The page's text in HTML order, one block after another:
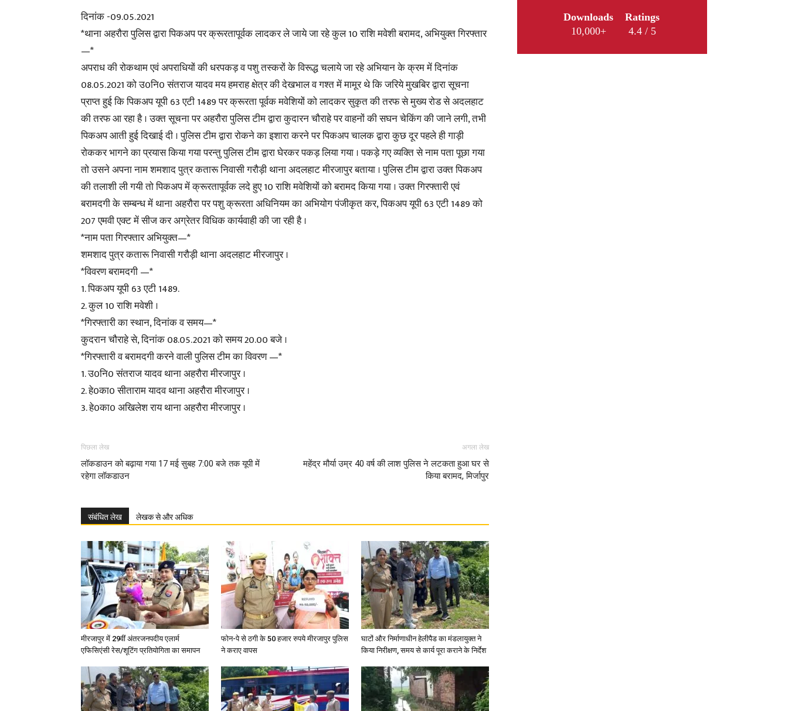
News
in
Paper
दिनांक -09.05.2021
*थाना अहरौरा पुलिस द्वारा पिकअप पर क्रूरतापूर्वक लादकर ले जाये जा रहे कुल 10 राशि मवेशी बरामद, अभियुक्त गिरफ्तार
—*
अपराध की रोकथाम एवं अपराधियों की धरपकड़ व पशु तस्करों के विरूद्ध चलाये जा रहे अभियान के क्रम में दिनांक
08.05.2021 को उ0नि0 संतराज यादव मय हमराह क्षेत्र की देखभाल व गश्त में मामूर थे कि जरिये मुखबिर द्वारा सूचना
प्राप्त हुई कि पिकअप यूपी 63 एटी 1489 पर क्रूरता पूर्वक मवेशियों को लादकर सुकृत की तरफ से मुख्य रोड से अदलहाट
की तरफ आ रहा है । उक्त सूचना पर अहरौरा पुलिस टीम द्वारा कुदारन चौराहे पर वाहनों की सघन चेकिंग की जाने लगी, तभी
पिकअप आती हुई दिखाई दी । पुलिस टीम द्वारा रोकने का इशारा करने पर पिकअप चालक द्वारा कुछ दूर पहले ही गाड़ी
रोककर भागने का प्रयास किया गया परन्तु पुलिस टीम द्वारा घेरकर पकड़ लिया गया । पकड़े गए व्यक्ति से नाम पता पूछा गया
तो उसने अपना नाम शमशाद पुत्र कतारू निवासी गरौड़ी थाना अदलहाट मीरजापुर बताया । पुलिस टीम द्वारा उक्त पिकअप
की तलाशी ली गयी तो पिकअप में क्रूरतापूर्वक लदे हुए 10 राशि मवेशियों को बरामद किया गया । उक्त गिरफ्तारी एवं
बरामदगी के सम्बन्ध में थाना अहरौरा पर पशु क्रूरता अधिनियम का अभियोग पंजीकृत कर, पिकअप यूपी 63 एटी 1489 को
207 एमवी एक्ट में सीज कर अग्रेतर विधिक कार्यवाही की जा रही है ।
*नाम पता गिरफ्तार अभियुक्त—*
शमशाद पुत्र कतारू निवासी गरौड़ी थाना अदलहाट मीरजापुर ।
*विवरण बरामदगी —*
1. पिकअप यूपी 63 एटी 1489.
2. कुल 10 राशि मवेशी ।
*गिरफ्तारी का स्थान, दिनांक व समय—*
कुदरान चौराहे से, दिनांक 08.05.2021 को समय 20.00 बजे ।
*गिरफ्तारी व बरामदगी करने वाली पुलिस टीम का विवरण —*
1. उ0नि0 संतराज यादव थाना अहरौरा मीरजापुर ।
2. हे0का0 सीताराम यादव थाना अहरौरा मीरजापुर ।
3. हे0का0 अखिलेश राय थाना अहरौरा मीरजापुर ।
पिछला लेख
लॉकडाउन को बढ़ाया गया 17 मई सुबह 7:00 बजे तक यूपी में
रहेगा लॉकडाउन
अगला लेख
महेंद्र मौर्या उम्र 40 वर्ष की लाश पुलिस ने लटकता हुआ घर से
किया बरामद, मिर्जापुर
संबंधित लेख लेखक से और अधिक
मीरजापुर में 29वीं अंतरजनपदीय एलार्म
एफिसिएंसी रेस/शूटिंग प्रतियोगिता का समापन
फोन-पे से ठगी के 50 हजार रुपये मीरजापुर पुलिस
ने कराए वापस
घाटों और निर्माणाधीन हेलीपैड का मंडलायुक्त ने
किया निरीक्षण, समय से कार्य पूरा कराने के निर्देश
Downloads
10,000+
Ratings
4.4 / 5